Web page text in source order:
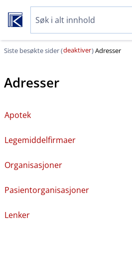
Siste besøkte sider (deaktiver)Adresser
Adresser
Apotek
Legemiddelfirmaer
Organisasjoner
Pasientorganisasjoner
Lenker